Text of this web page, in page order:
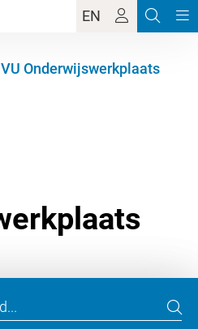
EN
VU Onderwijswerkplaats